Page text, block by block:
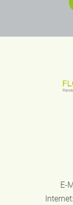
E-
Internet: